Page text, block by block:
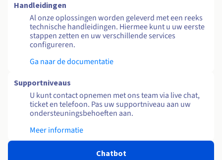
Handleidingen
Al onze oplossingen worden geleverd met een reeks
technische handleidingen. Hiermee kunt u uw eerste
stappen zetten en uw verschillende services
configureren.
Ga naar de documentatie
Supportniveaus
U kunt contact opnemen met ons team via live chat,
ticket en telefoon. Pas uw supportniveau aan uw
ondersteuningsbehoeften aan.
Meer informatie
Chatbot